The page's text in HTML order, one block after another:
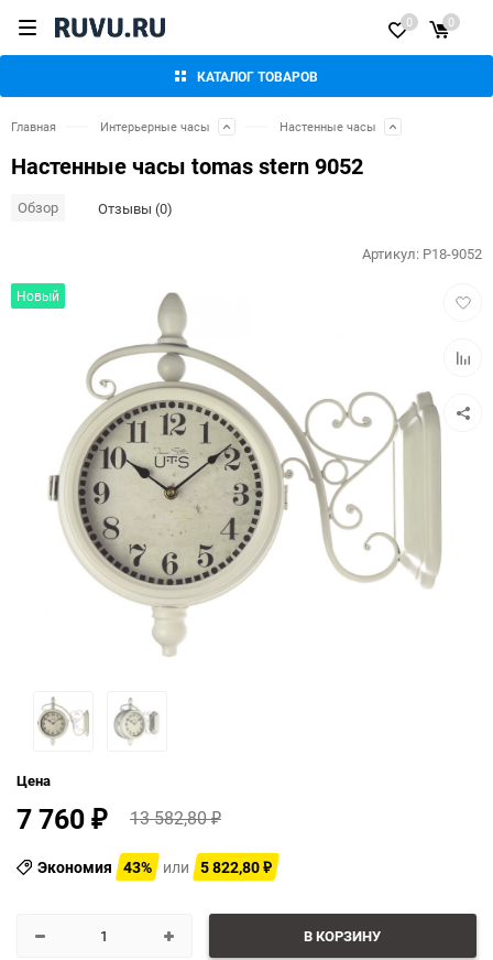
КАТАЛОГ ТОВАРОВ
0 0
Главная Интерьерные часы Настенные часы
Настенные часы tomas stern 9052
Обзор Отзывы (0)
Новый
Артикул: P18-9052
Цена
7 760 ₽ 13 582,80₽
Экономия 43% или 5 822,80 ₽
В КОРЗИНУ